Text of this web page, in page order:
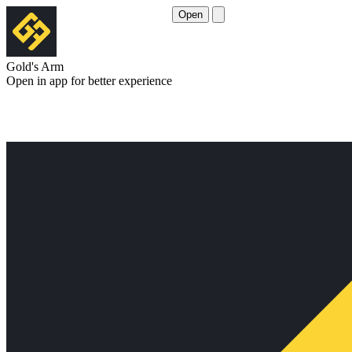
Gold's Arm
Open in app for better experience
Open